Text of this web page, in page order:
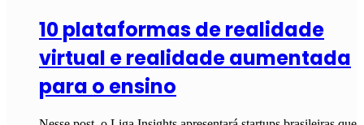
10 plataformas de realidade
virtual e realidade aumentada
para o ensino